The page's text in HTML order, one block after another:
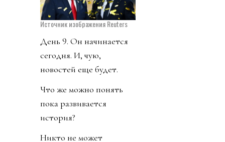
Источник изображения Reuters
День 9. Он начинается
сегодня. И, чую,
новостей еще будет.
Что же можно понять
пока развивается
история?
Никто не может